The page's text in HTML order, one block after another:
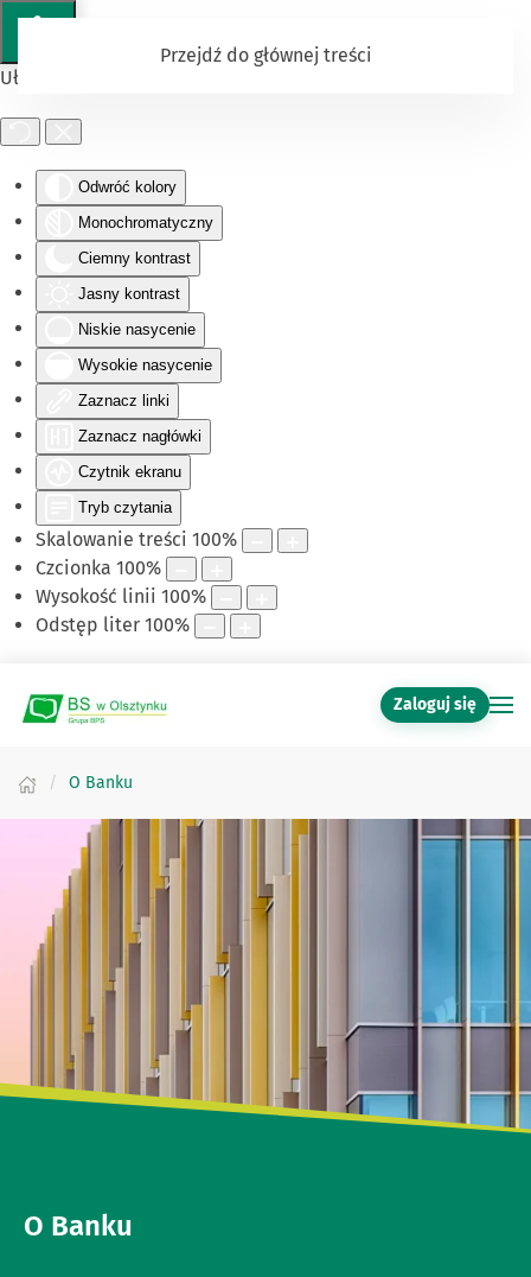
Ułatwienia dostępu
Odwróć kolory
Monochromatyczny
Ciemny kontrast
Jasny kontrast
Niskie nasycenie
Wysokie nasycenie
Zaznacz linki
Zaznacz nagłówki
Czytnik ekranu
Tryb czytania
Skalowanie treści 100%
Czcionka 100%
Wysokość linii 100%
Odstęp liter 100%
Przejdź do głównej treści
Zaloguj się
O Banku
O Banku